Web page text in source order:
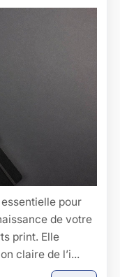
pour
de votre
print. Elle
claire de l’i...